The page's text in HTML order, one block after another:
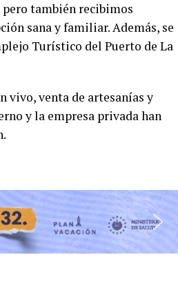
pero también recibimos
sana y familiar. Además, se
Turístico del Puerto de La
vivo, venta de artesanías y
y la empresa privada han